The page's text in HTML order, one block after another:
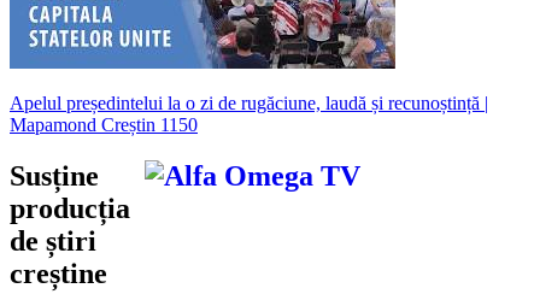
Apelul președintelui la o zi de rugăciune, laudă și recunoștință |
Mapamond Creștin 1150
Susține
producția
de știri
creștine